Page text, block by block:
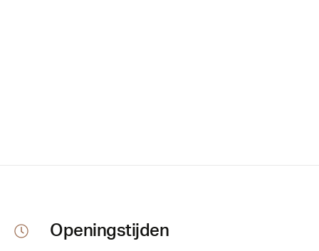
Openingstijden